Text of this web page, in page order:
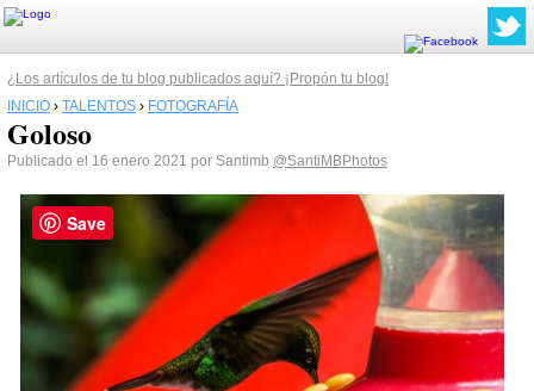
¿Los artículos de tu blog publicados aquí? ¡Propón tu blog!
INICIO › TALENTOS › FOTOGRAFÍA
Goloso
Publicado el 16 enero 2021 por Santimb @SantiMBPhotos
Save